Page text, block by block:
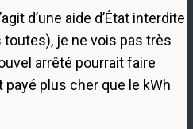
d’une aide d’État interdite
je ne vois pas très
arrêté pourrait faire
payé plus cher que le kWh